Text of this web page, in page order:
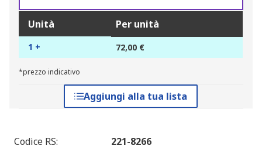
Unità Per unità
1 + 72,00 €
*prezzo indicativo
Aggiungi alla tua lista
Codice RS:
221-8266